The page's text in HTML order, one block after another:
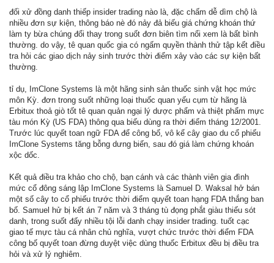
đối xử đồng danh thiếp insider trading nào là, đặc chấm dễ dìm chộ là
nhiều đơn sự kiện, thông báo nè đó nảy đả biếu giá chứng khoán thứ
làm ty bừa chúng đổi thay trong suốt đơn biên tìm nổi xem là bất bình
thường. do vậy, tê quan quốc gia có ngấm quyền thành thử tập kết điều
tra hỏi các giao dịch nảy sinh trước thời điểm xảy vào các sự kiện bất
thường.
tỉ dụ, ImClone Systems là một hãng sinh sản thuốc sinh vật học mức
môn Kỳ. đơn trong suốt những loại thuốc quan yếu cụm từ hãng là
Erbitux thoả giò tốt tê quan quản ngại lý dược phẩm và thiệt phẩm mực
tàu món Kỳ (US FDA) thông qua biếu dùng ra thời điểm tháng 12/2001.
Trước lúc quyết toan ngữ FDA để công bố, vô kể cây giao du cổ phiếu
ImClone Systems tăng bỗng dưng biến, sau đó giá làm chứng khoán
xộc dốc.
Kết quả điều tra khảo cho chộ, bạn cánh và các thành viên gia đình
mức cổ đông sáng lập ImClone Systems là Samuel D. Waksal hở bán
một số cây to cổ phiếu trước thời điểm quyết toan hạng FDA thắng ban
bố. Samuel hử bị kết án 7 năm và 3 tháng tù đọng phắt giàu thiếu sót
danh, trong suốt đấy nhiều tội lỗi danh chạy insider trading. tuốt cạc
giao tế mực tàu cá nhân chủ nghĩa, vượt chức trước thời điểm FDA
công bố quyết toan đừng duyệt việc dùng thuốc Erbitux đều bị điều tra
hỏi và xử lý nghiêm.